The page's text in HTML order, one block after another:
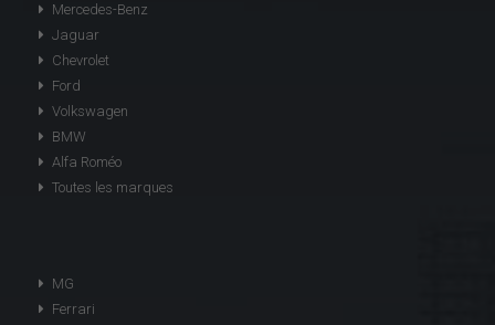
Mercedes-Benz
Jaguar
Chevrolet
Ford
Volkswagen
BMW
Alfa Roméo
Toutes les marques
MG
Ferrari